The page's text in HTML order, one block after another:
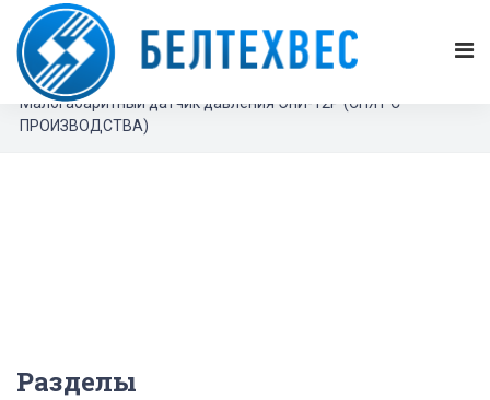
БЕЛТЕХВЕС
Каталог продукции
Оборудование для контроля давления
Реле и датчики давления воды, воздуха, газов
Малогабаритный датчик давления ЭнИ-12P (СНЯТ С
ПРОИЗВОДСТВА)
Разделы